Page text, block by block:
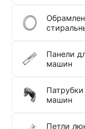
Панели
машин
машин
Петли